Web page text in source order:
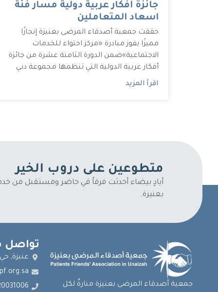
جائزة أفكار عربية دولية مسار فئة
اسعاد المتعاملين
حققت جمعية أصدقاء المرضى بعنيزة إنجازًا
مميزًا بفوز مبادرة «مركز احتواء للخدمات
الاجتماعية»ضمن الدورة الثامنة عشرة من جائزة
أفكار عربية الدولية التي تنظمها مجموعة دبي
اقرأ المزيد
متطوعين على دروب الخير
أيادٍ بيضاء أحدثت فرقاً في حاضر ومستقبل من
بعنيزة.
تواصل
عنيزة,
جمعية أصدقاء المرضى بعنيزة منارةٌ لكل